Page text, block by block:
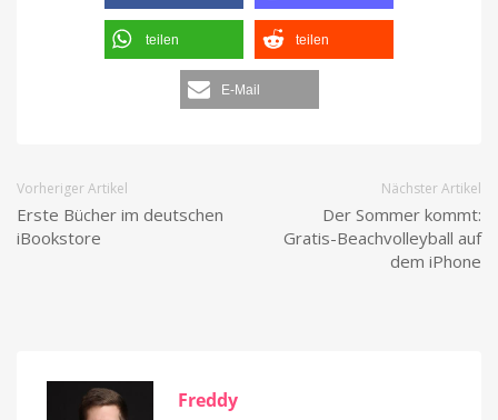
teilen teilen
E-Mail
Vorheriger Artikel
Erste Bücher im deutschen
iBookstore
Nächster Artikel
Der Sommer kommt:
Gratis-Beachvolleyball auf
dem iPhone
Freddy